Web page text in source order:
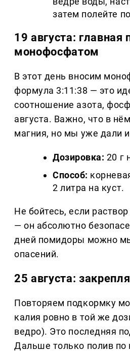
затем полейте
19 августа: главная
монофосфатом
В этот день вносим
формула 3:11:38 — это
соотношение азота,
августа. Важно, что в
магния, но мы уже дали
Дозировка: 20 г
Способ:
2 литра на куст.
Не бойтесь, если
— он абсолютно
дней помидоры можно
опасений.
25 августа:
Повторяем подкормку
калия ровно в той же
ведро). Это последняя
Дальше только полив по